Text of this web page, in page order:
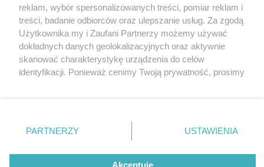
Katowice ulica rower droga
Środki na transport wydatkowane będą również na
rozwój infrastruktury rowerowej w Katowicach.
Nie zapomnij
zapoznać się z:
polityką prywatności regulamin korzystania z portali
Twojemiasto
Piekary Śląskie
Chorzów
Tarnowskie Góry
Gliwice
Skontakuj sięz nami
Kontakt
Wydawca
Redakcja
reklam, wybór spersonalizowanych treści, pomiar reklam i
treści, badanie odbiorców oraz ulepszanie usług. Za zgodą
Użytkownika my i Zaufani Partnerzy możemy używać
dokładnych danych geolokalizacyjnych oraz aktywnie
skanować charakterystykę urządzenia do celów
identyfikacji. Ponieważ cenimy Twoją prywatność, prosimy
prywatności znajdujący się w lewym dolnym rogu strony
. Niektóre rodzaje przetwarzania danych nie wymagają
zgody użytkownika, ale masz prawo sprzeciwić się
takiemu przetwarzaniu. Preferencje będą miały
PARTNERZY USTAWIENIA
Akceptuję